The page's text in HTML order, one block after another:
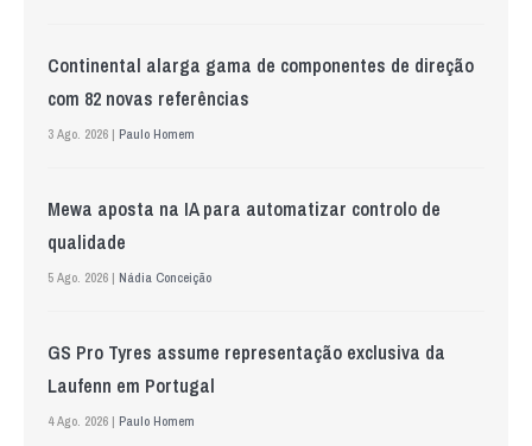
Continental alarga gama de componentes de direção
com 82 novas referências
3 Ago. 2026 | Paulo Homem
Mewa aposta na IA para automatizar controlo de
qualidade
5 Ago. 2026 | Nádia Conceição
GS Pro Tyres assume representação exclusiva da
Laufenn em Portugal
4 Ago. 2026 | Paulo Homem